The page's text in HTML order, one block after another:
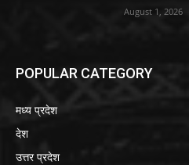
August 1, 2026
POPULAR CATEGORY
मध्य प्रदेश
देश
उत्तर प्रदेश